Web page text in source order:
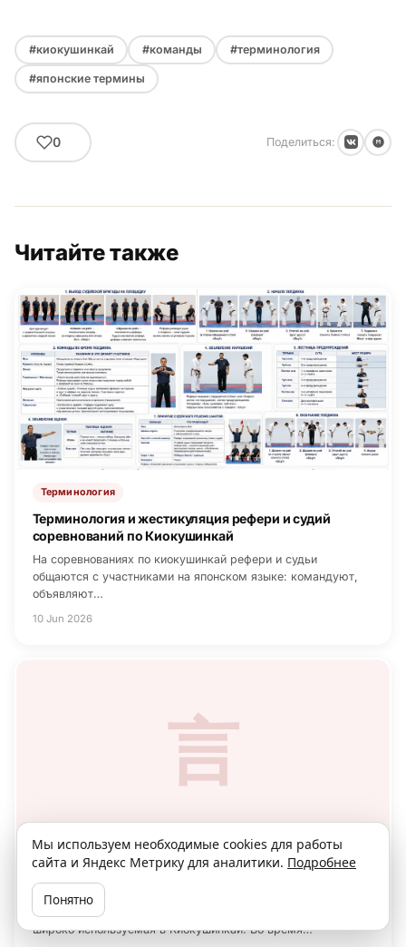
#киокушинкай #команды #терминология
#японские термины
0 Поделиться:
Читайте также
Терминология
Терминология и жестикуляция рефери и судий
соревнований по Киокушинкай
На соревнованиях по киокушинкай рефери и судьи
общаются с участниками на японском языке: командуют,
объявляют…
10 Jun 2026
言
Терминология
Что такое Идо Гейко
Идо Гейко – это форма тренировки техники в движении,
широко используемая в Киокушинкай. Во время…
Мы используем необходимые cookies для работы
сайта и Яндекс Метрику для аналитики. Подробнее
Понятно